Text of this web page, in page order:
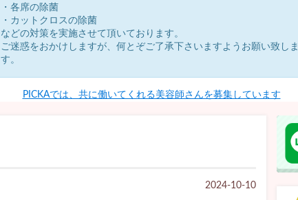
・各席の除菌
・カットクロスの除菌
などの対策を実施させて頂いております。
ご迷惑をおかけしますが、何とぞご了承下さいますようお願い致しま
す。
PICKAでは、共に働いてくれる美容師さんを募集しています
2024-10-10